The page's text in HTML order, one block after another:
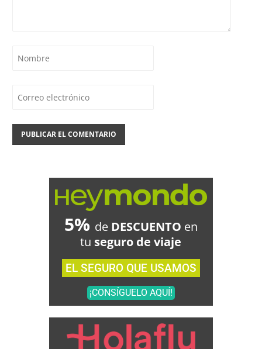
5% deDESCUENTO en
tu seguro de viaje
EL SEGURO QUE USAMOS
¡CONSÍGUELO AQUÍ!